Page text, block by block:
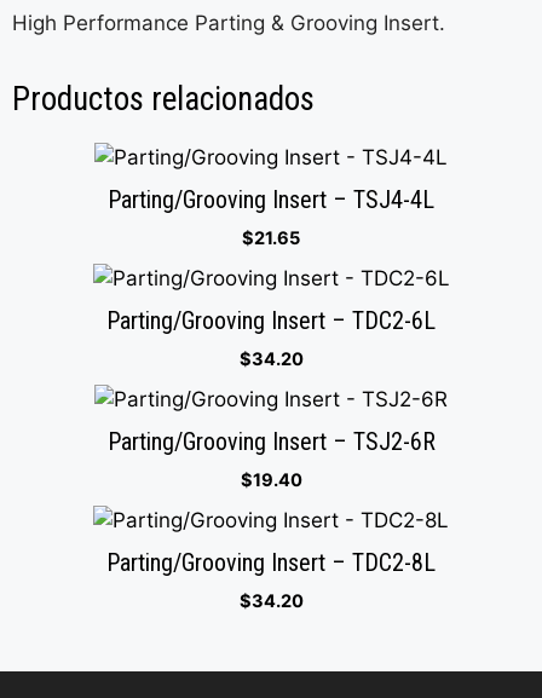
High Performance Parting & Grooving Insert.
Productos relacionados
Parting/Grooving Insert – TSJ4-4L
$21.65
Parting/Grooving Insert – TDC2-6L
$34.20
Parting/Grooving Insert – TSJ2-6R
$19.40
Parting/Grooving Insert – TDC2-8L
$34.20